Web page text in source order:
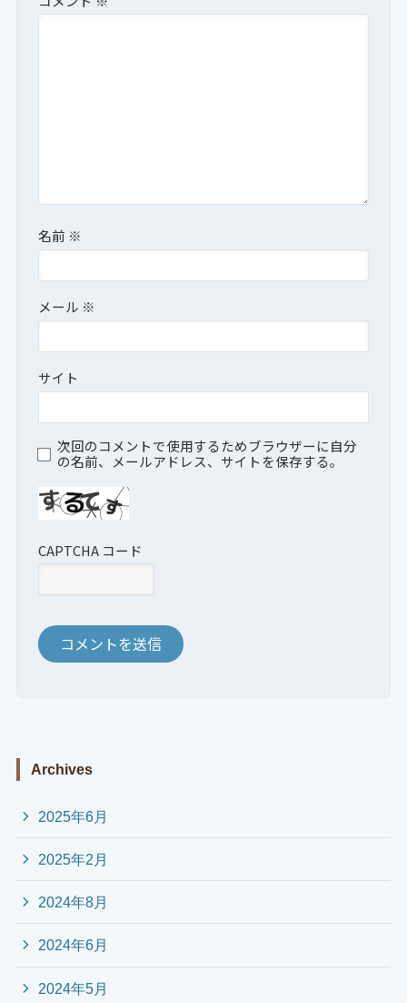
名前 ※
メール ※
サイト
次回のコメントで使用するためブラウザーに自分
の名前、メールアドレス、サイトを保存する。
CAPTCHA コード
Archives
2025年6月
2025年2月
2024年8月
2024年6月
2024年5月